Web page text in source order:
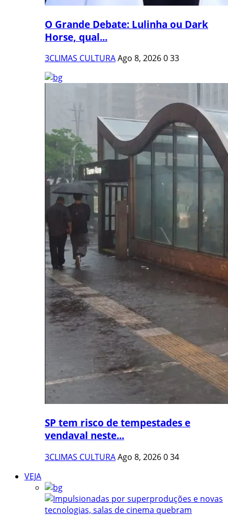
O Grande Debate: Lulinha ou Dark
Horse, qual...
3CLIMAS CULTURAAgo 8, 2026033
SP tem risco de tempestades e
vendaval neste...
3CLIMAS CULTURAAgo 8, 2026034
VEJA